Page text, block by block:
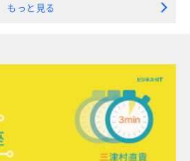
もっと見る